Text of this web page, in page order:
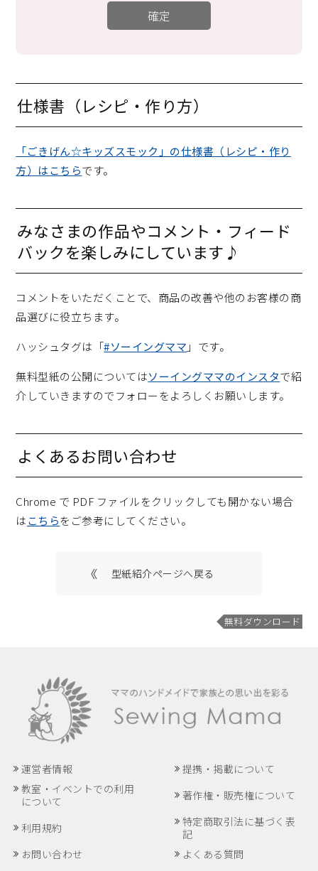
仕様書（レシピ・作り方）
「ごきげん☆キッズスモック」の仕様書（レシピ・作り
方）はこちらです。
みなさまの作品やコメント・フィード
バックを楽しみにしています♪
コメントをいただくことで、商品の改善や他のお客様の商
品選びに役立ちます。
ハッシュタグは「#ソーイングママ 」です。
無料型紙の公開についてはソーイングママのインスタで紹
介していきますのでフォローをよろしくお願いします。
よくあるお問い合わせ
Chrome で PDF ファイルをクリックしても開かない場合
はこちらをご参考にしてください。
型紙紹介ページへ戻る
無料ダウンロード
運営者情報
提携・掲載について
教室・イベントでの利用
について
著作権・販売権について
利用規約
特定商取引法に基づく表
記
お問い合わせ
よくある質問